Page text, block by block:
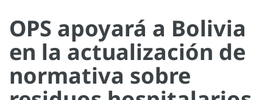
OPS apoyará a Bolivia
en la actualización de
normativa sobre